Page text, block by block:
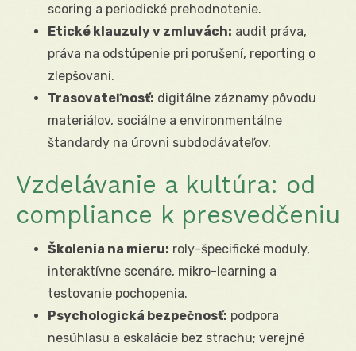
scoring a periodické prehodnotenie.
Etické klauzuly v zmluvách: audit práva,
práva na odstúpenie pri porušení, reporting o
zlepšovaní.
Trasovateľnosť: digitálne záznamy pôvodu
materiálov, sociálne a environmentálne
štandardy na úrovni subdodávateľov.
Vzdelávanie a kultúra: od
compliance k presvedčeniu
Školenia na mieru: roly-špecifické moduly,
interaktívne scenáre, mikro-learning a
testovanie pochopenia.
Psychologická bezpečnosť: podpora
nesúhlasu a eskalácie bez strachu; verejné